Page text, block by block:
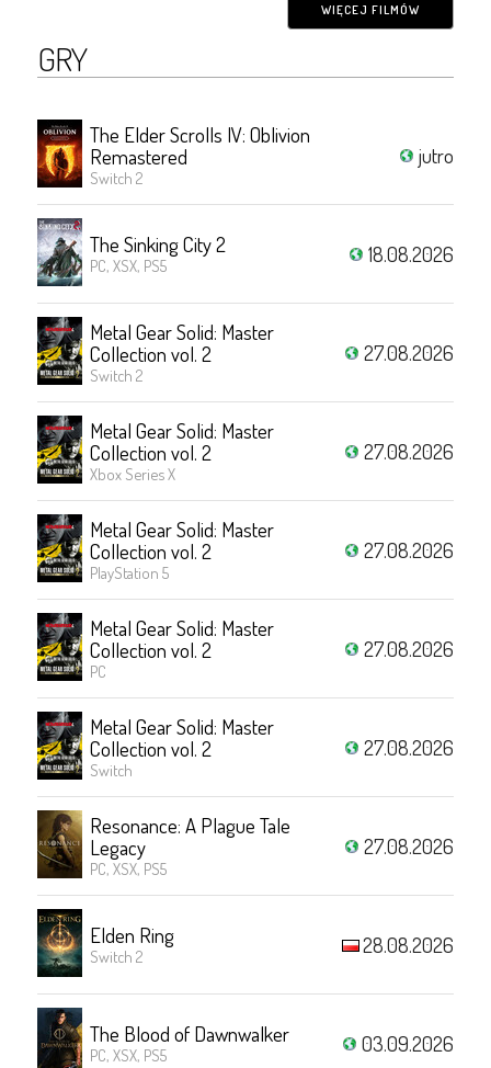
WIĘCEJ FILMÓW
GRY
The Elder Scrolls IV: Oblivion
Remastered
Switch 2
jutro
The Sinking City 2
PC, XSX, PS5 18.08.2026
Metal Gear Solid: Master
Collection vol. 2
Switch 2
27.08.2026
Metal Gear Solid: Master
Collection vol. 2
Xbox Series X
27.08.2026
Metal Gear Solid: Master
Collection vol. 2
PlayStation 5
27.08.2026
Metal Gear Solid: Master
Collection vol. 2
PC
27.08.2026
Metal Gear Solid: Master
Collection vol. 2
Switch
27.08.2026
Resonance: A Plague Tale
Legacy
PC, XSX, PS5
27.08.2026
Elden Ring
Switch 2 28.08.2026
The Blood of Dawnwalker
PC, XSX, PS5 03.09.2026